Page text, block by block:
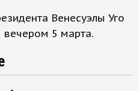
Венесуэлы Уго
5 марта.